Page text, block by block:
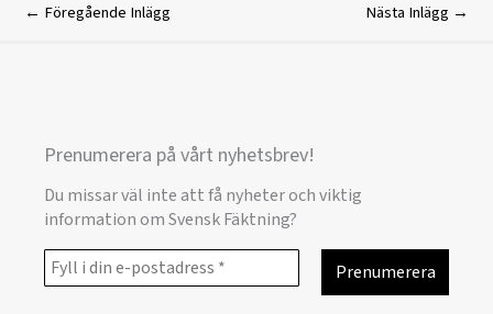
← Föregående Inlägg Nästa Inlägg →
Prenumerera på vårt nyhetsbrev!
Du missar väl inte att få nyheter och viktig
information om Svensk Fäktning?